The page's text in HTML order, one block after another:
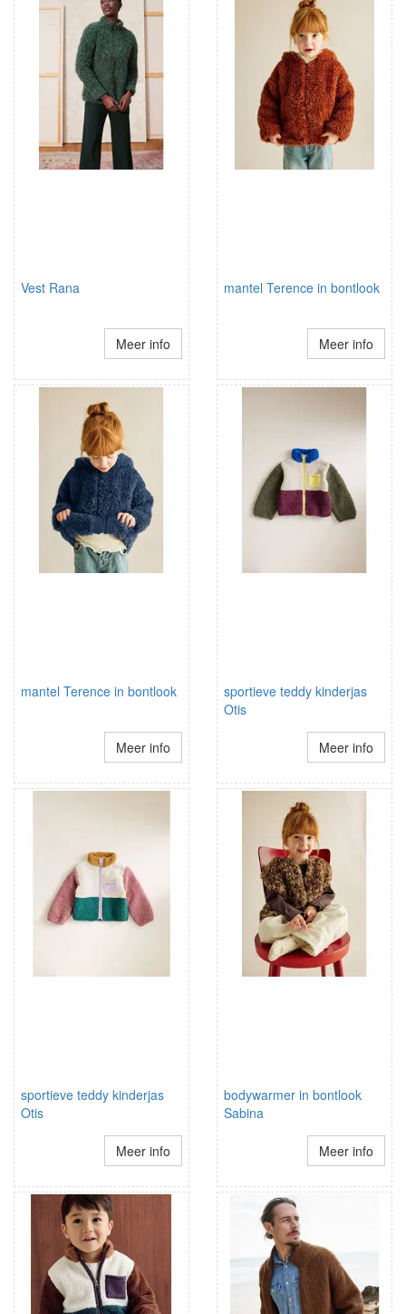
Vest Rana
Meer info
mantel Terence in bontlook
Meer info
mantel Terence in bontlook
Meer info
sportieve teddy kinderjas
Otis
Meer info
sportieve teddy kinderjas
Otis
Meer info
bodywarmer in bontlook
Sabina
Meer info